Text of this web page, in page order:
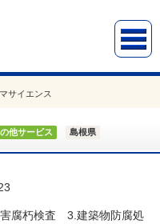
サイエンス
他サービス 島根県
腐朽検査 3.建築物防腐処